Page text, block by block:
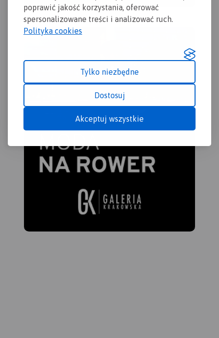
poprawić jakość korzystania, oferować
spersonalizowane treści i analizować ruch.
Polityka cookies
Tylko niezbędne
Dostosuj
Akceptuj wszystkie